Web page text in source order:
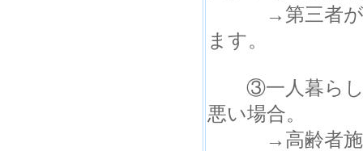
→第三者が入
ます。
③一人暮らし
悪い場合。
→高齢者施設